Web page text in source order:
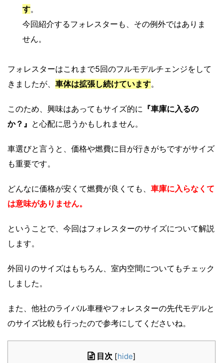
す。
今回紹介するフォレスターも、その例外ではありま
せん。
フォレスターはこれまで5回のフルモデルチェンジをして
きましたが、 車体は拡張し続けています。
このため、興味はあってもサイズ的に 『車庫に入るの
か？』 と心配に思うかもしれません。
車選びと言うと、価格や燃費に目が行きがちですがサイズ
も重要です。
どんなに価格が安くて燃費が良くても、 車庫に入らなくて
は意味がありません。
ということで、今回はフォレスターのサイズについて解説
します。
外回りのサイズはもちろん、室内空間についてもチェック
しました。
また、他社のライバル車種やフォレスターの先代モデルと
のサイズ比較も行ったので参考にしてくださいね。
目次 [hide]